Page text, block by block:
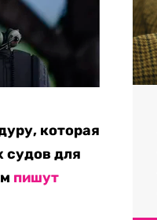
которая
судов для
пишут